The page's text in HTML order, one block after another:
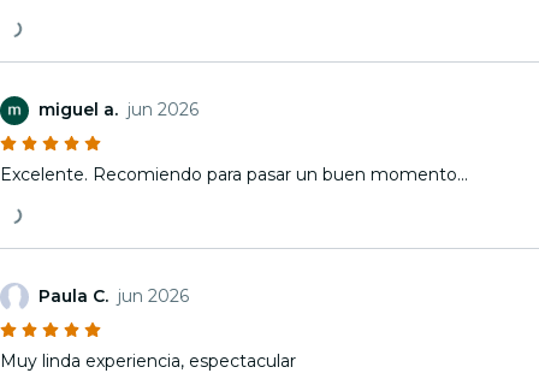
miguel a. jun 2026
Excelente. Recomiendo para pasar un buen momento...
Paula C. jun 2026
Muy linda experiencia, espectacular